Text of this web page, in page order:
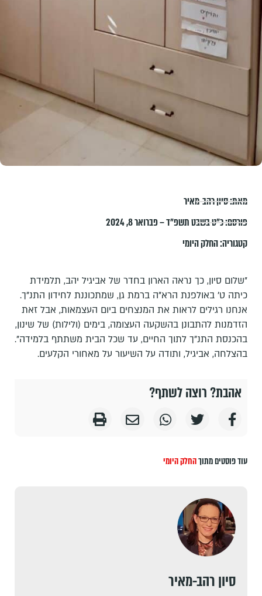
מאת:סיון רהב-מאיר
פורסם:כ״ט בשבט תשפ״ד – פברואר 8, 2024
קטגוריה:החלק היומי
"שלום סיון, כך נראה הארון בחדר של אביגיל יהב, תלמידת
כיתה ט' באולפנת הרא"ה ברמת גן, שמתכוננת לחידון התנ"ך.
אנחנו רגילים לראות את המנצחים ביום העצמאות, אבל זאת
הזדמנות להתבונן בהשקעה העצומה, בימים (ולילות) של שינון,
בהכנסת התנ"ך לתוך החיים, עד שכל הבית משתתף בלמידה".
בהצלחה, אביגיל, ותודה על השיעור על מאחורי הקלעים.
אהבת? רוצה לשתף?
עוד פוסטים מתוךהחלק היומי
סיון רהב-מאיר